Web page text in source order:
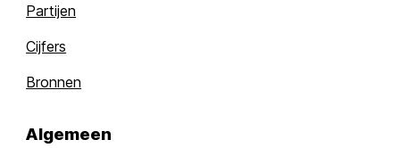
Partijen
Cijfers
Bronnen
Algemeen